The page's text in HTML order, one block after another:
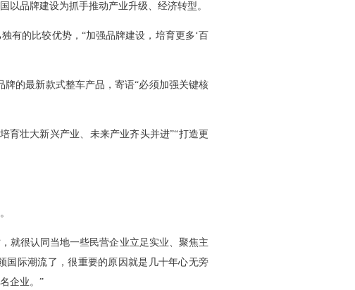
品牌建设为抓手推动产业升级、经济转型。
的比较优势，“加强品牌建设，培育更多‘百
的最新款式整车产品，寄语“必须加强关键核
壮大新兴产业、未来产业齐头并进”“打造更
很认同当地一些民营企业立足实业、聚焦主
国际潮流了，很重要的原因就是几十年心无旁
企业。”